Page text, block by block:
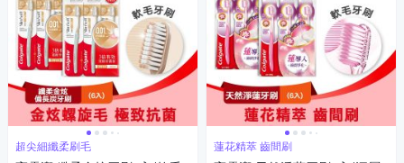
超尖細纖柔刷毛 蓮花精萃 齒間刷